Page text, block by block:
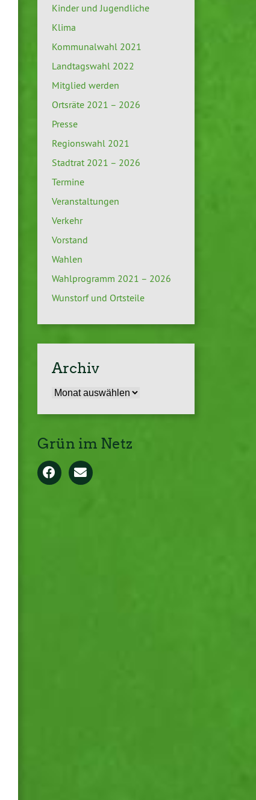
Kinder und Jugendliche
Klima
Kommunalwahl 2021
Landtagswahl 2022
Mitglied werden
Ortsräte 2021 – 2026
Presse
Regionswahl 2021
Stadtrat 2021 – 2026
Termine
Veranstaltungen
Verkehr
Vorstand
Wahlen
Wahlprogramm 2021 – 2026
Wunstorf und Ortsteile
Archiv
Archiv
Grün im Netz